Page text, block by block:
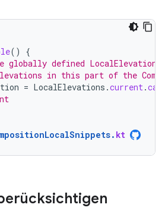
()
{
globally defined
in this part of the
= LocalElevations .current.
. kt